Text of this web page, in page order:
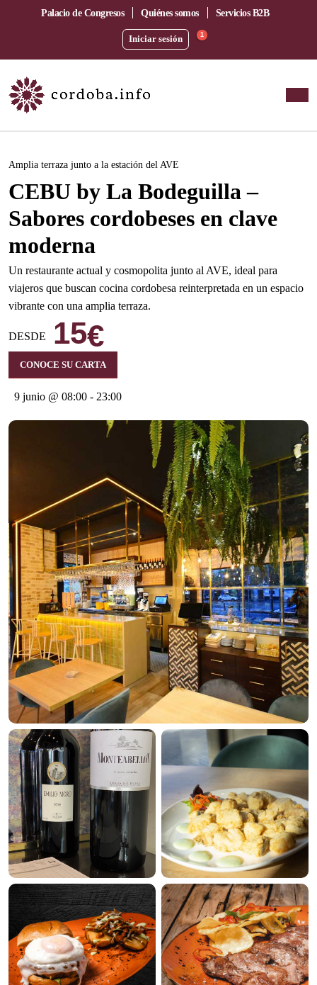
Palacio de Congresos Quiénes somos Servicios B2B
Iniciar sesión 1
Este evento ha pasado.
Amplia terraza junto a la estación del AVE
CEBU by La Bodeguilla –
Sabores cordobeses en clave
moderna
Un restaurante actual y cosmopolita junto al AVE, ideal para
viajeros que buscan cocina cordobesa reinterpretada en un espacio
vibrante con una amplia terraza.
DESDE 15€
CONOCE SU CARTA
9 junio @ 08:00 - 23:00